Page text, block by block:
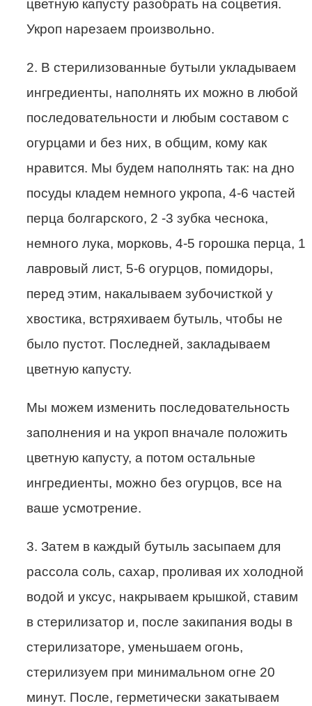
цветную капусту разобрать на соцветия.
Укроп нарезаем произвольно.
2. В стерилизованные бутыли укладываем
ингредиенты, наполнять их можно в любой
последовательности и любым составом с
огурцами и без них, в общим, кому как
нравится. Мы будем наполнять так: на дно
посуды кладем немного укропа, 4-6 частей
перца болгарского, 2 -3 зубка чеснока,
немного лука, морковь, 4-5 горошка перца, 1
лавровый лист, 5-6 огурцов, помидоры,
перед этим, накалываем зубочисткой у
хвостика, встряхиваем бутыль, чтобы не
было пустот. Последней, закладываем
цветную капусту.
Мы можем изменить последовательность
заполнения и на укроп вначале положить
цветную капусту, а потом остальные
ингредиенты, можно без огурцов, все на
ваше усмотрение.
3. Затем в каждый бутыль засыпаем для
рассола соль, сахар, проливая их холодной
водой и уксус, накрываем крышкой, ставим
в стерилизатор и, после закипания воды в
стерилизаторе, уменьшаем огонь,
стерилизуем при минимальном огне 20
минут. После, герметически закатываем